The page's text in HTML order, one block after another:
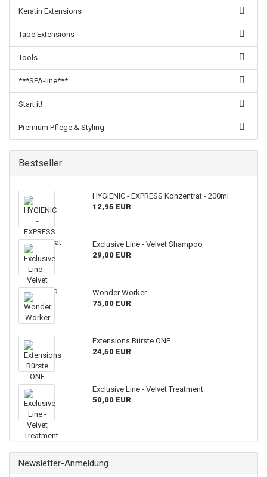
Keratin Extensions
Tape Extensions
Tools
***SPA-line***
Start it!
Premium Pflege & Styling
Bestseller
HYGIENIC - EXPRESS Konzentrat - 200ml
12,95 EUR
Exclusive Line - Velvet Shampoo
29,00 EUR
Wonder Worker
75,00 EUR
Extensions Bürste ONE
24,50 EUR
Exclusive Line - Velvet Treatment
50,00 EUR
Newsletter-Anmeldung